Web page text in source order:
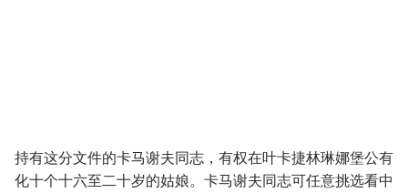
持有这分文件的卡马谢夫同志，有权在叶卡捷林琳娜堡公有
化十个十六至二十岁的姑娘。卡马谢夫同志可任意挑选看中